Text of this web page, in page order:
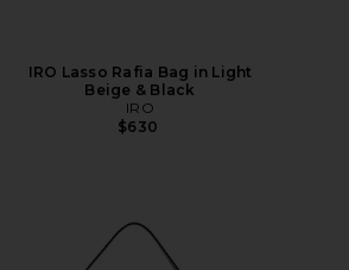
IRO Lasso Rafia Bag in Light
Beige & Black
IRO
$630